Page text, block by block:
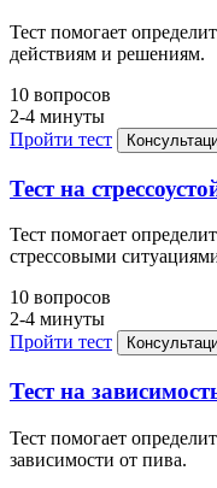
Тест помогает
действиям и решениям.
10 вопросов
2-4 минуты
Пройти тест
Тест на
Тест помогает
стрессовыми
10 вопросов
2-4 минуты
Пройти тест
Тест на
Тест помогает
зависимости от пива.